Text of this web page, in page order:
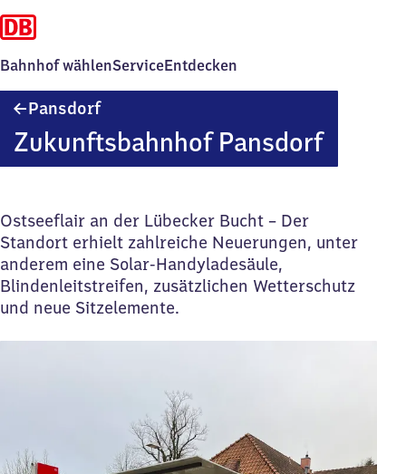
Bahnhof wählenServiceEntdecken
PansdorfPansdorf
Zukunftsbahnhof Pansdorf
Ostseeflair an der Lübecker Bucht – Der
Standort erhielt zahlreiche Neuerungen, unter
anderem eine Solar-Handyladesäule,
Blindenleitstreifen, zusätzlichen Wetterschutz
und neue Sitzelemente.